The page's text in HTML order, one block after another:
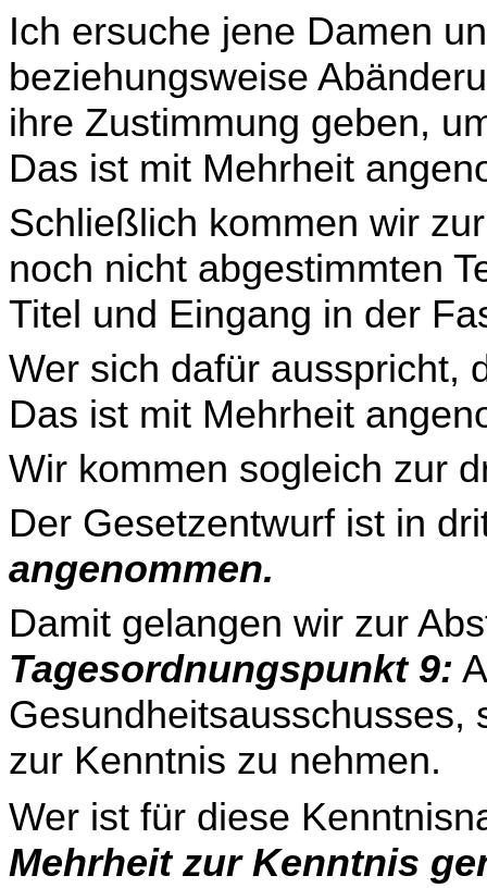
Ich ersuche jene Damen
beziehungsweise
ihre Zustimmung geben,
Das ist mit Mehrheit
Schließlich kommen wir
noch nicht abgestimmten
Titel und Eingang in der
Wer sich dafür ausspricht,
Das ist mit Mehrheit
Wir kommen sogleich zur
Der Gesetzentwurf ist in
angenommen.
Damit gelangen wir zur
Tagesordnungspunkt 9:
Gesundheitsausschusses,
zur Kenntnis zu nehmen.
Wer ist für diese
Mehrheit zur Kenntnis